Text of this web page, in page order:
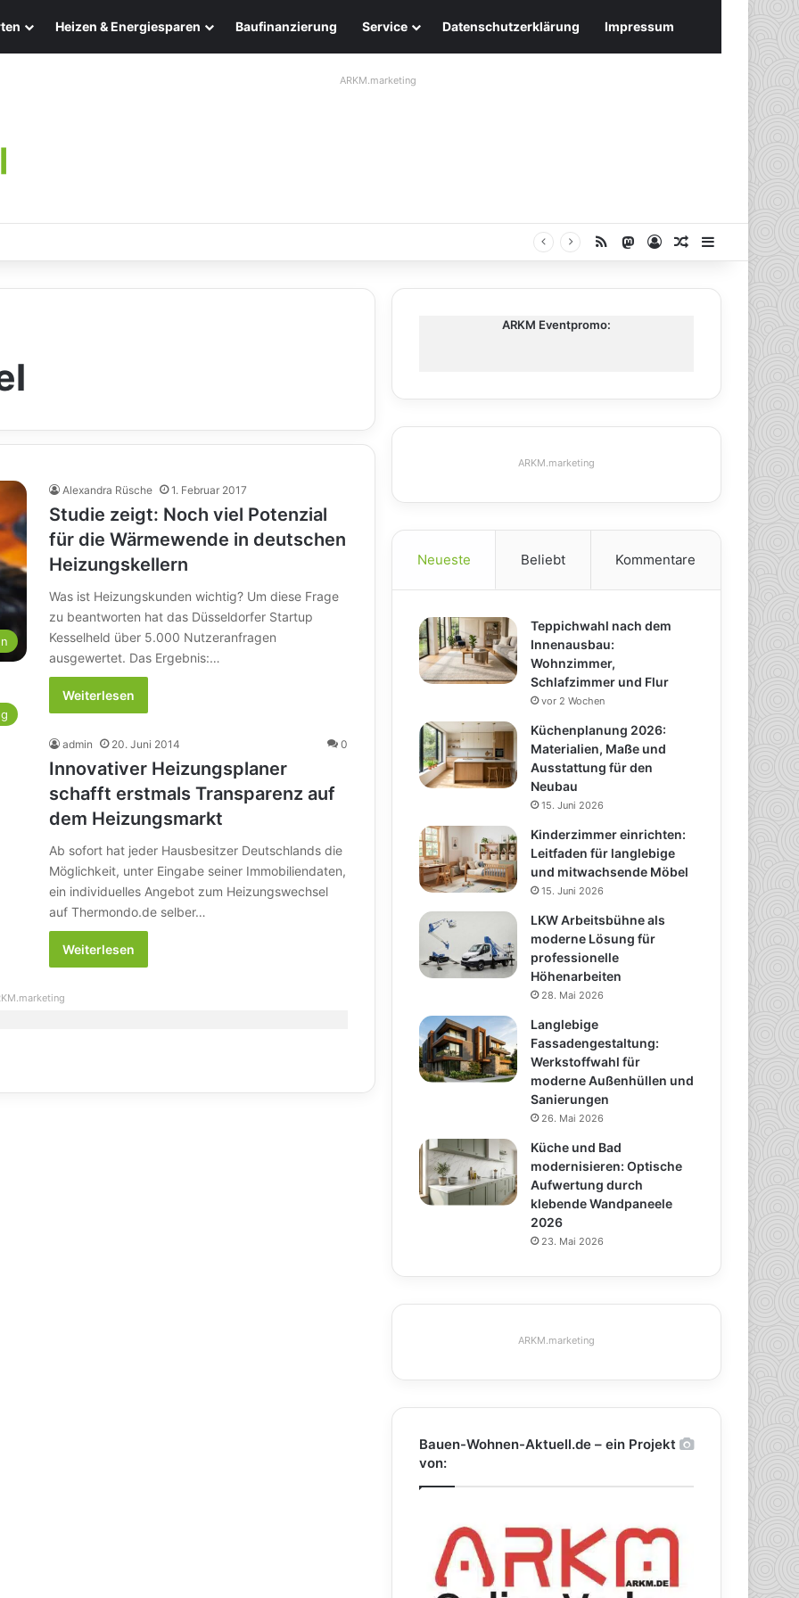
Heizen & Energiesparen Baufinanzierung Service Datenschutzerklärung Impressum
ARKM.marketing
RSS Mastodon
AnmeldenZufälliger
Alexandra Rüsche 1. Februar 2017
Studie zeigt: Noch viel Potenzial
für die Wärmewende in deutschen
Heizungskellern
Was ist Heizungskunden wichtig? Um diese Frage
zu beantworten hat das Düsseldorfer Startup
Kesselheld über 5.000 Nutzeranfragen
ausgewertet. Das Ergebnis:…
Weiterlesen
admin 20. Juni 2014 0
Innovativer Heizungsplaner
schafft erstmals Transparenz auf
dem Heizungsmarkt
Ab sofort hat jeder Hausbesitzer Deutschlands die
Möglichkeit, unter Eingabe seiner Immobiliendaten,
ein individuelles Angebot zum Heizungswechsel
auf Thermondo.de selber…
Weiterlesen
ARKM Eventpromo:
ARKM.marketing
Neueste Beliebt Kommentare
Teppichwahl nach dem
Innenausbau:
Wohnzimmer,
Schlafzimmer und Flur
vor 2 Wochen
Küchenplanung 2026:
Materialien, Maße und
Ausstattung für den
Neubau
15. Juni 2026
Kinderzimmer einrichten:
Leitfaden für langlebige
und mitwachsende Möbel
15. Juni 2026
LKW Arbeitsbühne als
moderne Lösung für
professionelle
Höhenarbeiten
28. Mai 2026
Langlebige
Fassadengestaltung:
Werkstoffwahl für
moderne Außenhüllen und
Sanierungen
26. Mai 2026
Küche und Bad
modernisieren: Optische
Aufwertung durch
klebende Wandpaneele
2026
23. Mai 2026
ARKM.marketing
Bauen-Wohnen-Aktuell.de – ein Projekt
von: